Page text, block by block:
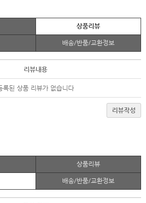
상품리뷰
배송/반품/교환정보
리뷰내용
록된 상품 리뷰가 없습니다
리뷰작성
상품리뷰
배송/반품/교환정보